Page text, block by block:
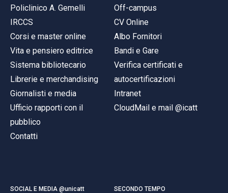
Policlinico A. Gemelli
IRCCS
Corsi e master online
Vita e pensiero editrice
Sistema bibliotecario
Librerie e merchandising
Giornalisti e media
Ufficio rapporti con il
pubblico
Contatti
Off-campus
CV Online
Albo Fornitori
Bandi e Gare
Verifica certificati e
autocertificazioni
Intranet
CloudMail e mail @icatt
SOCIAL E MEDIA @unicatt SECONDO TEMPO